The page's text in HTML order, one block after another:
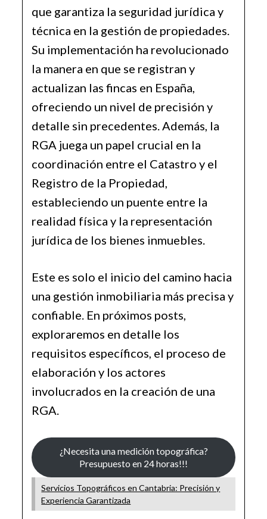
que garantiza la seguridad jurídica y
técnica en la gestión de propiedades.
Su implementación ha revolucionado
la manera en que se registran y
actualizan las fincas en España,
ofreciendo un nivel de precisión y
detalle sin precedentes. Además, la
RGA juega un papel crucial en la
coordinación entre el Catastro y el
Registro de la Propiedad,
estableciendo un puente entre la
realidad física y la representación
jurídica de los bienes inmuebles.
Este es solo el inicio del camino hacia
una gestión inmobiliaria más precisa y
confiable. En próximos posts,
exploraremos en detalle los
requisitos específicos, el proceso de
elaboración y los actores
involucrados en la creación de una
RGA.
¿Necesita una medición topográfica?
Presupuesto en 24 horas!!!
Servicios Topográficos en Cantabria: Precisión y
Experiencia Garantizada